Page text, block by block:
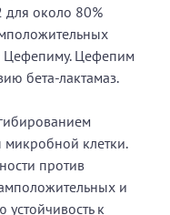
для около 80%
Цефепиму. Цефепим
бета-лактамаз.
клетки.
против
и
устойчивость к